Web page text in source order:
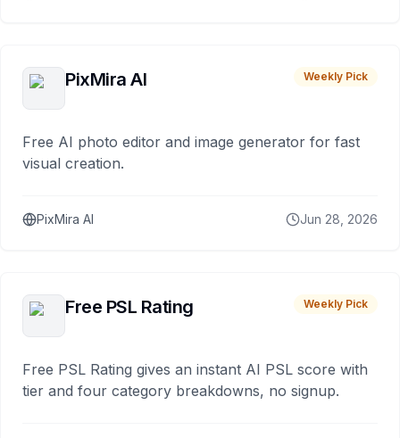
PixMira AI Weekly Pick
Free AI photo editor and image generator for fast
visual creation.
PixMira AI Jun 28, 2026
Free PSL Rating Weekly Pick
Free PSL Rating gives an instant AI PSL score with
tier and four category breakdowns, no signup.